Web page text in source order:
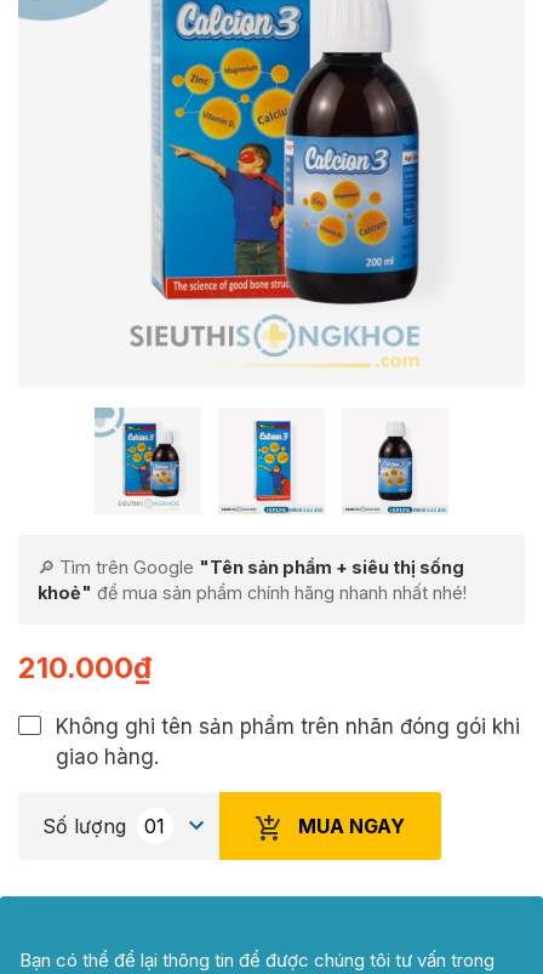
🔎 Tìm trên Google "Tên sản phẩm + siêu thị sống
khoẻ" để mua sản phẩm chính hãng nhanh nhất nhé!
210.000₫
Không ghi tên sản phẩm trên nhãn đóng gói khi
giao hàng.
Số lượng MUA NGAY
Bạn có thể để lại thông tin để được chúng tôi tư vấn trong